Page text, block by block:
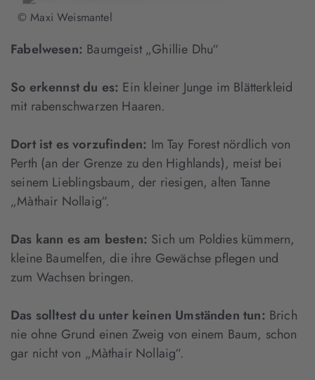
© Maxi Weismantel
Fabelwesen: Baumgeist „Ghillie Dhu“
So erkennst du es: Ein kleiner Junge im Blätterkleid
mit rabenschwarzen Haaren.
Dort ist es vorzufinden: Im Tay Forest nördlich von
Perth (an der Grenze zu den Highlands), meist bei
seinem Lieblingsbaum, der riesigen, alten Tanne
„Màthair Nollaig“.
Das kann es am besten: Sich um Poldies kümmern,
kleine Baumelfen, die ihre Gewächse pflegen und
zum Wachsen bringen.
Das solltest du unter keinen Umständen tun: Brich
nie ohne Grund einen Zweig von einem Baum, schon
gar nicht von „Màthair Nollaig“.